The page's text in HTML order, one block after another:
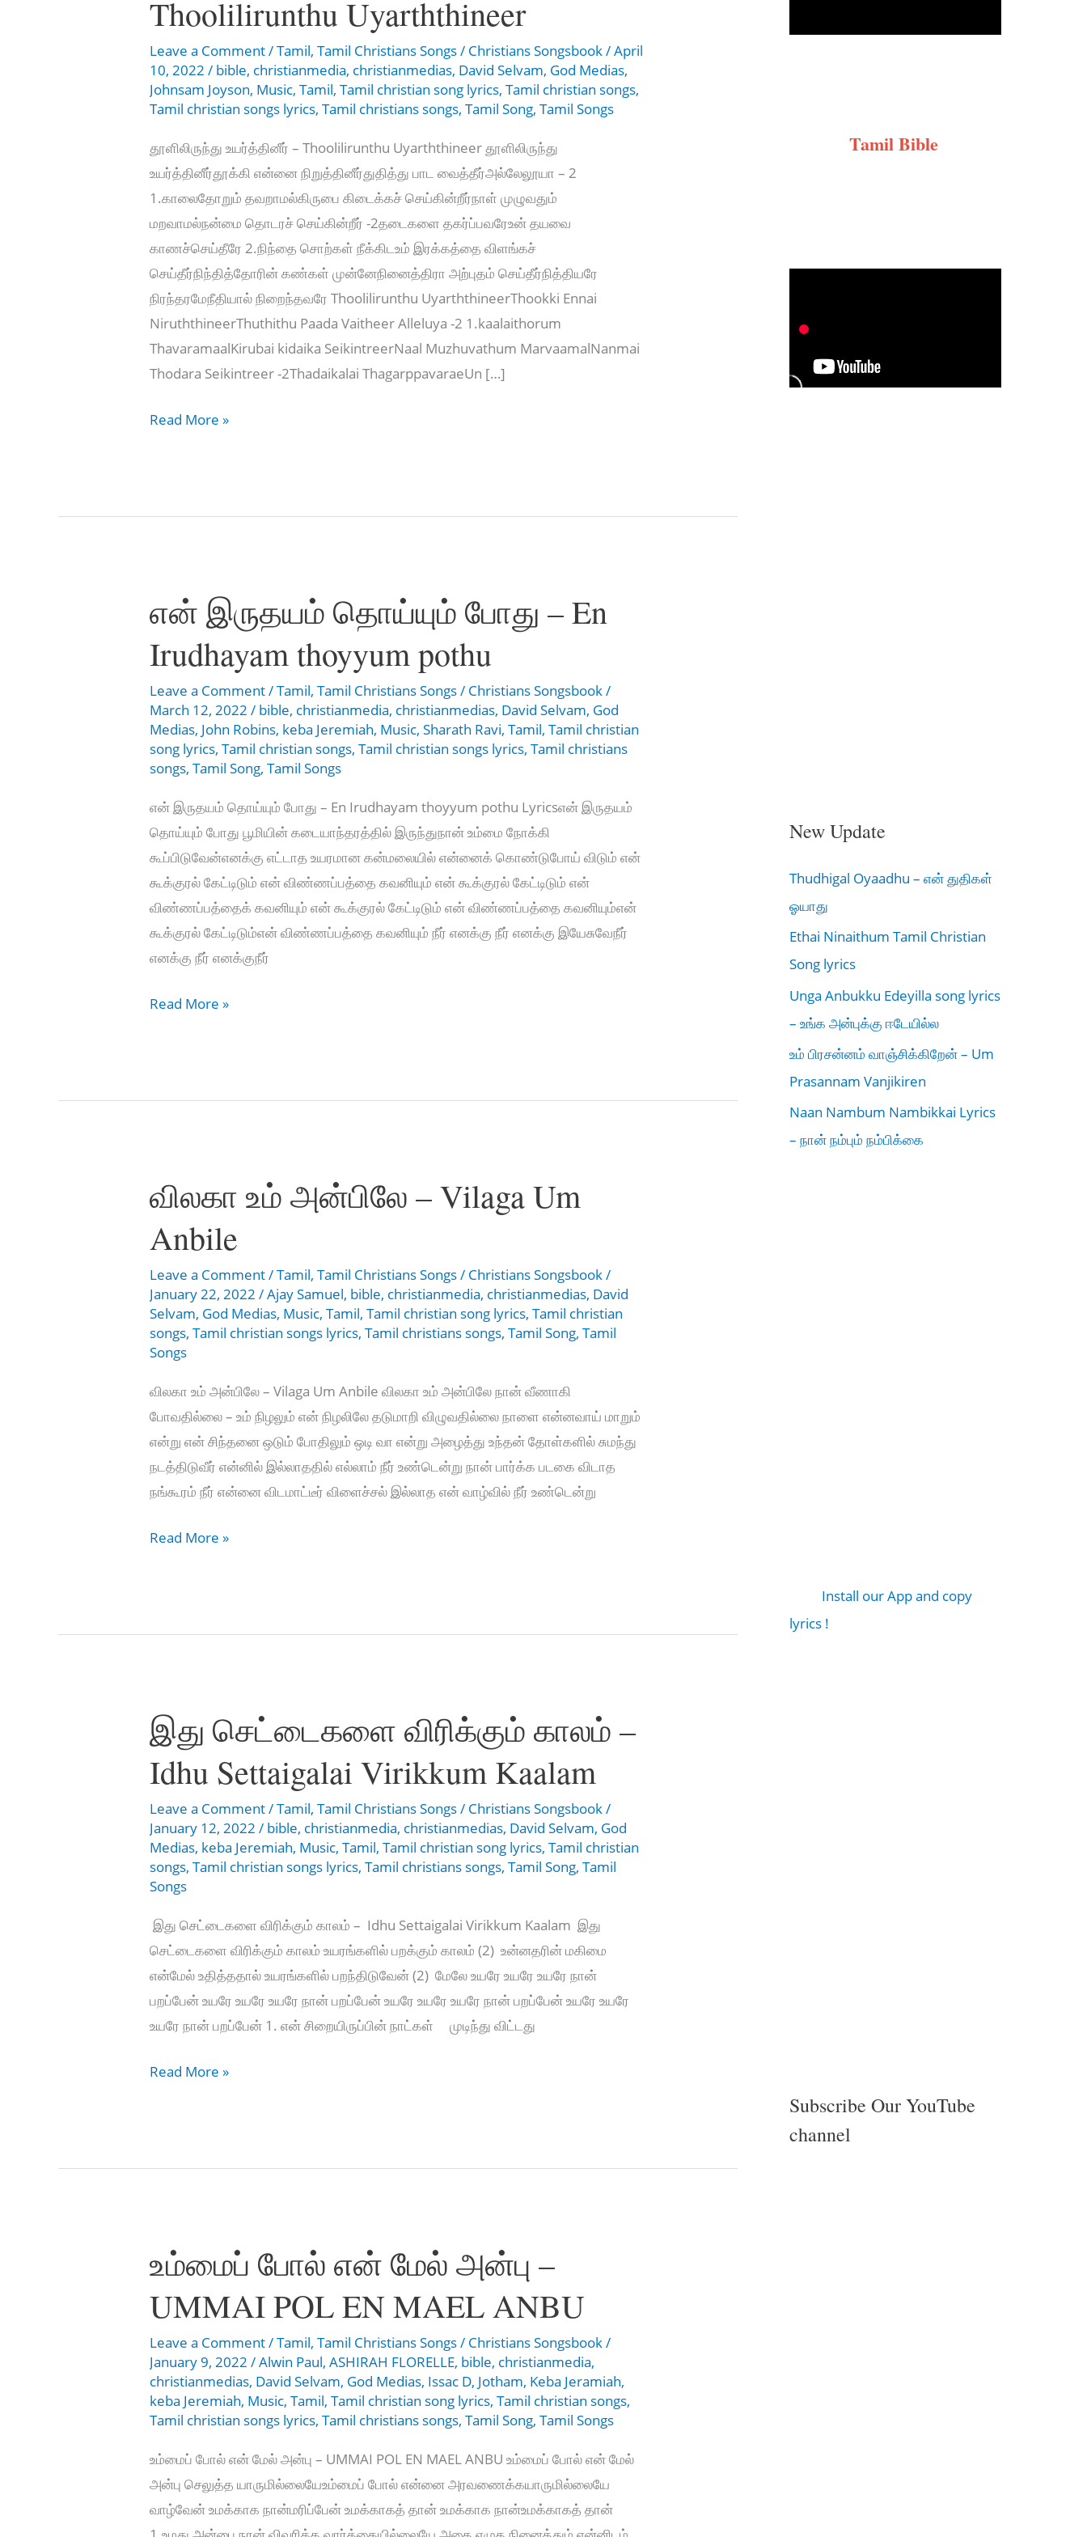
Thoolilirunthu Uyarththineer
Leave a Comment/Tamil,Tamil Christians Songs/ Christians Songsbook/April
10, 2022/ bible, christianmedia, christianmedias, David Selvam, God Medias,
Johnsam Joyson, Music,Tamil,Tamil christian song lyrics,Tamil christian songs,
Tamil christian songs lyrics,Tamil christians songs,Tamil Song,Tamil Songs
தூளிலிருந்து உயர்த்தினீர் – Thoolilirunthu Uyarththineer தூளிலிருந்து
உயர்த்தினீர்தூக்கி என்னை நிறுத்தினீர்துதித்து பாட வைத்தீர்அல்லேலூயா – 2
1.காலைதோறும் தவறாமல்கிருபை கிடைக்கச் செய்கின்றீர்நாள் முழுவதும்
மறவாமல்நன்மை தொடரச் செய்கின்றீர் -2தடைகளை தகர்ப்பவரேஉன் தயவை
காணச்செய்தீரே 2.நிந்தை சொற்கள் நீக்கிடஉம் இரக்கத்தை விளங்கச்
செய்தீர்நிந்தித்தோரின் கண்கள் முன்னேநினைத்திரா அற்புதம் செய்தீர்நித்தியரே
நிரந்தரமேநீதியால் நிறைந்தவரே Thoolilirunthu UyarththineerThookki Ennai
NiruththineerThuthithu Paada Vaitheer Alleluya -2 1.kaalaithorum
ThavaramaalKirubai kidaika SeikintreerNaal Muzhuvathum MarvaamalNanmai
Thodara Seikintreer -2Thadaikalai ThagarppavaraeUn […]
தூளிலிருந்து
Uyarththineer
Read More »
என் இருதயம் தொய்யும் போது – En
Irudhayam thoyyum pothu
Leave a Comment/Tamil,Tamil Christians Songs/ Christians Songsbook/
March 12, 2022/ bible, christianmedia, christianmedias, David Selvam, God
Medias, John Robins, keba Jeremiah, Music,Sharath Ravi,Tamil,Tamil christian
song lyrics,Tamil christian songs,Tamil christian songs lyrics,Tamil christians
songs,Tamil Song,Tamil Songs
என் இருதயம் தொய்யும் போது – En Irudhayam thoyyum pothu Lyricsஎன் இருதயம்
தொய்யும் போது பூமியின் கடையாந்தரத்தில் இருந்துநான் உம்மை நோக்கி
கூப்பிடுவேன்எனக்கு எட்டாத உயரமான கன்மலையில் என்னைக் கொண்டுபோய் விடும் என்
கூக்குரல் கேட்டிடும் என் விண்ணப்பத்தை கவனியும் என் கூக்குரல் கேட்டிடும் என்
விண்ணப்பத்தைக் கவனியும் என் கூக்குரல் கேட்டிடும் என் விண்ணப்பத்தை கவனியும்என்
கூக்குரல் கேட்டிடும்என் விண்ணப்பத்தை கவனியும் நீர் எனக்கு நீர் எனக்கு இயேசுவேநீர்
எனக்கு நீர் எனக்குநீர்
என்
–
pothu
Read More »
விலகா உம் அன்பிலே – Vilaga Um
Anbile
Leave a Comment/Tamil,Tamil Christians Songs/ Christians Songsbook/
January 22, 2022/Ajay Samuel, bible, christianmedia, christianmedias, David
Selvam, God Medias, Music,Tamil,Tamil christian song lyrics,Tamil christian
songs,Tamil christian songs lyrics,Tamil christians songs,Tamil Song,Tamil
Songs
விலகா உம் அன்பிலே – Vilaga Um Anbile விலகா உம் அன்பிலே நான் வீணாகி
போவதில்லை – உம் நிழலும் என் நிழலிலே தடுமாறி விழுவதில்லை நாளை என்னவாய் மாறும்
என்று என் சிந்தனை ஒடும் போதிலும் ஒடி வா என்று அழைத்து உந்தன் தோள்களில் சுமந்து
நடத்திடுவீர் என்னில் இல்லாததில் எல்லாம் நீர் உண்டென்று நான் பார்க்க படகை விடாத
நங்கூரம் நீர் என்னை விடமாட்டீர் விளைச்சல் இல்லாத என் வாழ்வில் நீர் உண்டென்று
விலகா
Vilaga
Read More »
இது செட்டைகளை விரிக்கும் காலம் –
Idhu Settaigalai Virikkum Kaalam
Leave a Comment/Tamil,Tamil Christians Songs/ Christians Songsbook/
January 12, 2022/ bible, christianmedia, christianmedias, David Selvam, God
Medias, keba Jeremiah, Music,Tamil,Tamil christian song lyrics,Tamil christian
songs,Tamil christian songs lyrics,Tamil christians songs,Tamil Song,Tamil
Songs
இது செட்டைகளை விரிக்கும் காலம் – Idhu Settaigalai Virikkum Kaalam இது
செட்டைகளை விரிக்கும் காலம் உயரங்களில் பறக்கும் காலம் (2) உன்னதரின் மகிமை
என்மேல் உதித்ததால் உயரங்களில் பறந்திடுவேன் (2) மேலே உயரே உயரே உயரே நான்
பறப்பேன் உயரே உயரே உயரே நான் பறப்பேன் உயரே உயரே உயரே நான் பறப்பேன் உயரே உயரே
உயரே நான் பறப்பேன் 1. என் சிறையிருப்பின் நாட்கள் முடிந்து விட்டது
இது
–
Virikkum
Kaalam
Read More »
உம்மைப் போல் என் மேல் அன்பு –
UMMAI POL EN MAEL ANBU
Leave a Comment/Tamil,Tamil Christians Songs/ Christians Songsbook/
January 9, 2022/Alwin Paul,ASHIRAH FLORELLE, bible, christianmedia,
christianmedias, David Selvam, God Medias, Issac D, Jotham, Keba Jeramiah,
keba Jeremiah, Music,Tamil,Tamil christian song lyrics,Tamil christian songs,
Tamil christian songs lyrics,Tamil christians songs,Tamil Song,Tamil Songs
உம்மைப் போல் என் மேல் அன்பு – UMMAI POL EN MAEL ANBU உம்மைப் போல் என் மேல்
அன்பு செலுத்த யாருமில்லையேஉம்மைப் போல் என்னை அரவணைக்கயாருமில்லையே
வாழ்வேன் உமக்காக நான்மரிப்பேன் உமக்காகத் தான் உமக்காக நான்உமக்காகத் தான்
Tamil Bible
New Update
Thudhigal Oyaadhu – என் துதிகள்
ஓயாது
Ethai Ninaithum Tamil Christian
Song lyrics
Unga Anbukku Edeyilla song lyrics
– உங்க அன்புக்கு ஈடேயில்ல
உம் பிரசன்னம் வாஞ்சிக்கிறேன் – Um
Prasannam Vanjikiren
Naan Nambum Nambikkai Lyrics
– நான் நம்பும் நம்பிக்கை
Install our App and copy
lyrics !
Subscribe Our YouTube
channel